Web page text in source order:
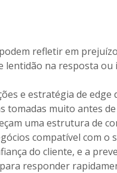
refletir em
na resposta ou
e estratégia de edge
muito antes
uma estrutura de
compatível com o
do cliente, e a
responder